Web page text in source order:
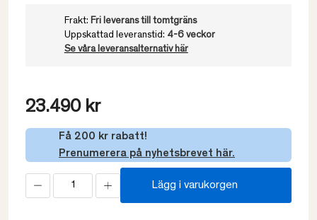
Frakt: Fri leverans till tomtgräns
Uppskattad leveranstid: 4-6 veckor
Se våra leveransalternativ här
23.490 kr
Få 200 kr rabatt!
Prenumerera på nyhetsbrevet här.
Lägg i varukorgen